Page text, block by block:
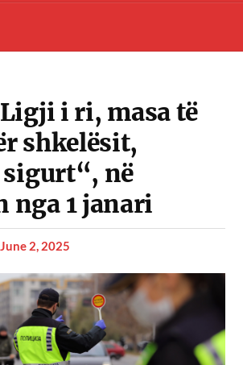
i ri, masa të
shkelësit,
në
nga 1 janari
June 2, 2025